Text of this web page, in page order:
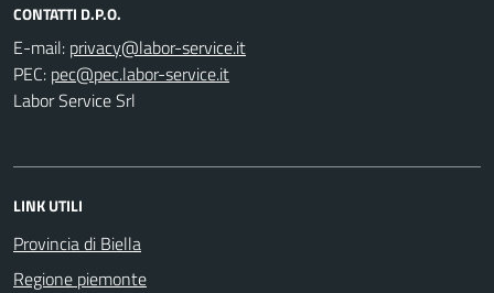
CONTATTI D.P.O.
E-mail:
PEC:
Labor Service Srl
LINK UTILI
Provincia di Biella
Regione piemonte